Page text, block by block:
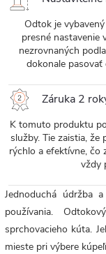
Odtok je
presné nastavenie
nezrovnaných
dokonale
Záruka 2
K tomuto produktu
služby. Tie zaistia,
rýchlo a efektívne, čo
vždy
Jednoduchá údržba
používania.
sprchovacieho kúta.
mieste pri výbere